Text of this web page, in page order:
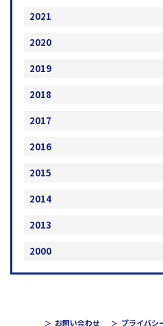
2021
2020
2019
2018
2017
2016
2015
2014
2013
2000
お問い合わせ プライバシ